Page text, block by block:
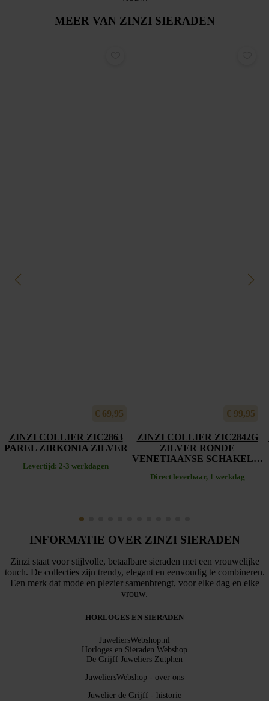
MEER VAN ZINZI SIERADEN
€ 69,95
ZINZI COLLIER ZIC2863
PAREL ZIRKONIA ZILVER
Levertijd: 2-3 werkdagen
€ 99,95
ZINZI COLLIER ZIC2842G
ZILVER RONDE
VENETIAANSE SCHAKEL…
Direct leverbaar, 1 werkdag
INFORMATIE OVER ZINZI SIERADEN
Zinzi staat voor stijlvolle, betaalbare sieraden met een vrouwelijke
touch. De collecties zijn trendy, elegant en eenvoudig te combineren.
Een merk dat mode en plezier samenbrengt, voor elke dag en elke
vrouw.
HORLOGES EN SIERADEN
JuweliersWebshop.nl
Horloges en Sieraden Webshop
De Grijff Juweliers Zutphen
JuweliersWebshop - over ons
Juwelier de Grijff - historie